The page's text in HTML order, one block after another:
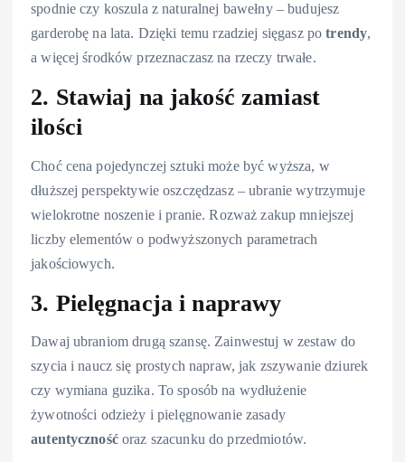
spodnie czy koszula z naturalnej bawełny – budujesz
garderobę na lata. Dzięki temu rzadziej sięgasz potrendy,
a więcej środków przeznaczasz na rzeczy trwałe.
2. Stawiaj na jakość zamiast
ilości
Choć cena pojedynczej sztuki może być wyższa, w
dłuższej perspektywie oszczędzasz – ubranie wytrzymuje
wielokrotne noszenie i pranie. Rozważ zakup mniejszej
liczby elementów o podwyższonych parametrach
jakościowych.
3. Pielęgnacja i naprawy
Dawaj ubraniom drugą szansę. Zainwestuj w zestaw do
szycia i naucz się prostych napraw, jak zszywanie dziurek
czy wymiana guzika. To sposób na wydłużenie
żywotności odzieży i pielęgnowanie zasady
autentycznośćoraz szacunku do przedmiotów.